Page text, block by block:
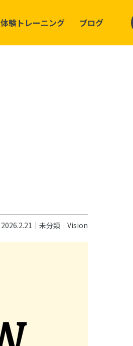
体験トレーニング ブログ
2026.2.21｜ 未分類 ｜ Vision